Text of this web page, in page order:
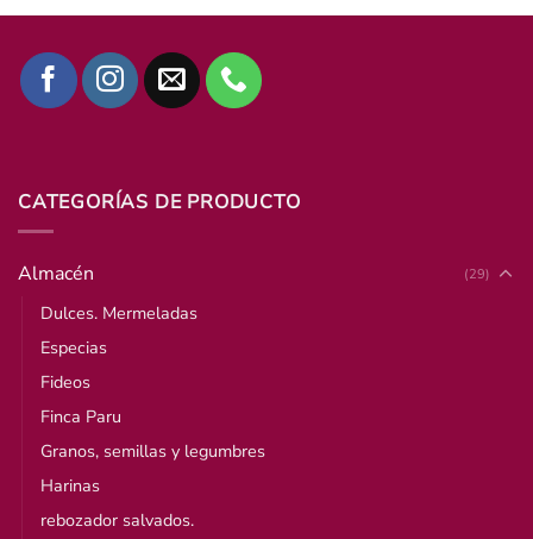
CATEGORÍAS DE PRODUCTO
Almacén (29)
Dulces. Mermeladas
Especias
Fideos
Finca Paru
Granos, semillas y legumbres
Harinas
rebozador salvados.